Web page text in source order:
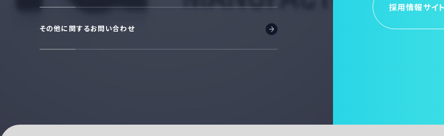
その他に関するお問い合わせ
採用情報サイ